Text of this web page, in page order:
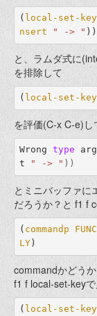
( local-set-key
nsert
" -> "
と、ラムダ式に
を排除して
( local-set-key
を評価(C-x C-e)し
Wrong type
t
" -> " ))
とミニバッファに
だろうか？と f1 f
( commandp
LY)
commandかどう
f1 f local-set-key
( local-set-key